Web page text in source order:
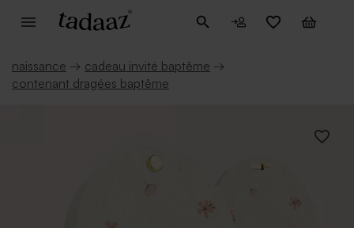
naissance → cadeau invité baptême →
contenant dragées baptême